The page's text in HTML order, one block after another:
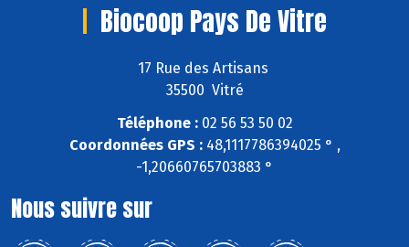
Biocoop Pays De Vitre
17 Rue des Artisans
35500 Vitré
Téléphone :02 56 53 50 02
Coordonnées GPS :48,1117786394025 ° ,
-1,20660765703883 °
Nous suivre sur